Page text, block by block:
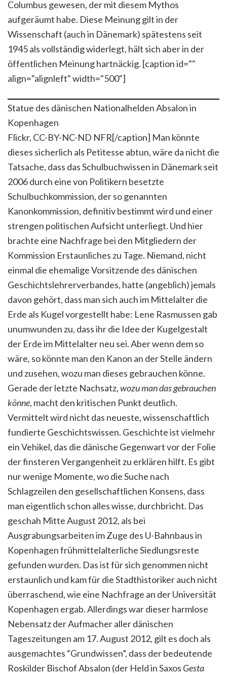
Columbus gewesen, der mit diesem Mythos
aufgeräumt habe. Diese Meinung gilt in der
Wissenschaft (auch in Dänemark) spätestens seit
1945 als vollständig widerlegt, hält sich aber in der
öffentlichen Meinung hartnäckig. [caption id=""
align="alignleft" width="500"]
Statue des dänischen Nationalhelden Absalon in
Kopenhagen
Flickr, CC-BY-NC-ND NFR[/caption] Man könnte
dieses sicherlich als Petitesse abtun, wäre da nicht die
Tatsache, dass das Schulbuchwissen in Dänemark seit
2006 durch eine von Politikern besetzte
Schulbuchkommission, der so genannten
Kanonkommission, definitiv bestimmt wird und einer
strengen politischen Aufsicht unterliegt. Und hier
brachte eine Nachfrage bei den Mitgliedern der
Kommission Erstaunliches zu Tage. Niemand, nicht
einmal die ehemalige Vorsitzende des dänischen
Geschichtslehrerverbandes, hatte (angeblich) jemals
davon gehört, dass man sich auch im Mittelalter die
Erde als Kugel vorgestellt habe: Lene Rasmussen gab
unumwunden zu, dass ihr die Idee der Kugelgestalt
der Erde im Mittelalter neu sei. Aber wenn dem so
wäre, so könnte man den Kanon an der Stelle ändern
und zusehen, wozu man dieses gebrauchen könne.
Gerade der letzte Nachsatz,wozu man das gebrauchen
könne, macht den kritischen Punkt deutlich.
Vermittelt wird nicht das neueste, wissenschaftlich
fundierte Geschichtswissen. Geschichte ist vielmehr
ein Vehikel, das die dänische Gegenwart vor der Folie
der finsteren Vergangenheit zu erklären hilft. Es gibt
nur wenige Momente, wo die Suche nach
Schlagzeilen den gesellschaftlichen Konsens, dass
man eigentlich schon alles wisse, durchbricht. Das
geschah Mitte August 2012, als bei
Ausgrabungsarbeiten im Zuge des U-Bahnbaus in
Kopenhagen frühmittelalterliche Siedlungsreste
gefunden wurden. Das ist für sich genommen nicht
erstaunlich und kam für die Stadthistoriker auch nicht
überraschend, wie eine Nachfrage an der Universität
Kopenhagen ergab. Allerdings war dieser harmlose
Nebensatz der Aufmacher aller dänischen
Tageszeitungen am 17. August 2012, gilt es doch als
ausgemachtes “Grundwissen”, dass der bedeutende
Roskilder Bischof Absalon (der Held in Saxos Gesta